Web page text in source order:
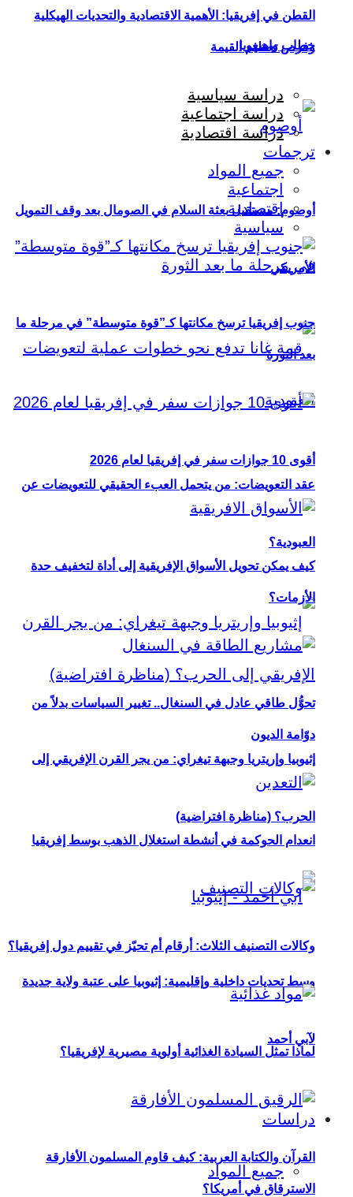
خطاب واهيغويا
أوصوم: مستقبل بعثة السلام في الصومال بعد وقف التمويل
الأمريكي
عقد التعويضات: من يتحمل العبء الحقيقي للتعويضات عن
العبودية؟
إثيوبيا وإريتريا وجبهة تيغراي: من يجر القرن الإفريقي إلى
الحرب؟ (مناظرة افتراضية)
وسط تحديات داخلية وإقليمية: إثيوبيا على عتبة ولاية جديدة
لآبي أحمد
دراسات
جميع المواد
القطن في إفريقيا: الأهمية الاقتصادية والتحديات الهيكلية
وفرص تعظيم القيمة
دراسة سياسية
دراسة اجتماعية
دراسة اقتصادية
ترجمات
جميع المواد
اجتماعية
اقتصادية
سياسية
جنوب إفريقيا ترسخ مكانتها كـ”قوة متوسطة” في مرحلة ما
بعد الثورة
أقوى 10 جوازات سفر في إفريقيا لعام 2026
كيف يمكن تحويل الأسواق الإفريقية إلى أداة لتخفيف حدة
الأزمات؟
تحوُّل طاقي عادل في السنغال.. تغيير السياسات بدلاً من
دوّامة الديون
انعدام الحوكمة في أنشطة استغلال الذهب بوسط إفريقيا
وكالات التصنيف الثلاث: أرقام أم تحيّز في تقييم دول إفريقيا؟
لماذا تمثل السيادة الغذائية أولوية مصيرية لإفريقيا؟
القرآن والكتابة العربية: كيف قاوم المسلمون الأفارقة
الاسترقاق في أمريكا؟